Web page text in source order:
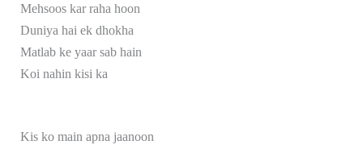
Mehsoos kar raha hoon
Duniya hai ek dhokha
Matlab ke yaar sab hain
Koi nahin kisi ka
Kis ko main apna jaanoon